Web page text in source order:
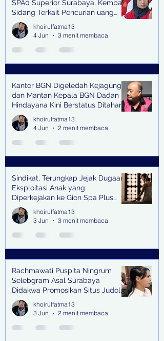
SPA0 Superior Surabaya, Kembali
Sidang Terkait Pencurian uang
senilai Rp1,285 M di PN Surabaya
khoirulfatma13
4 Jun
3 menit membaca
Kantor BGN Digeledah Kejagung
dan Mantan Kepala BGN Dadan
Hindayana Kini Berstatus Ditahan
khoirulfatma13
4 Jun
2 menit membaca
Sindikat, Terungkap Jejak Dugaan
Eksploitasi Anak yang
Diperkejakan ke Gion Spa Plus
and Pub Surabaya,
khoirulfatma13
3 Jun
3 menit membaca
Rachmawati Puspita Ningrum
Selebgram Asal Surabaya
Didakwa Promosikan Situs Judol,
Raup Rp2 Juta dari Tiga Kali
Endorse
khoirulfatma13
3 Jun
2 menit membaca